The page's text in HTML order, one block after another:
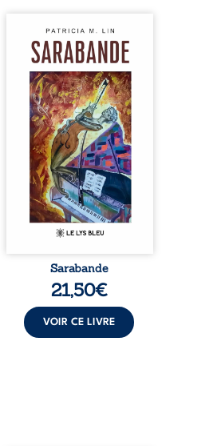
Aux chants crépitants de l’été,
Sous le silence ouaté de la
neige en hiver, Au cours de
nuits pâles, Dans la clarté
bienveillante de la lune, Rêves,
pensées, révoltes et espoirs…
Des mots s’assemblent, colorés,
rebelles aux règles de la
poésie, mais chantant en
rythme. Ils forment une
sarabande, passionnée souvent,
Sarabande
21,50€
VOIR CE LIVRE